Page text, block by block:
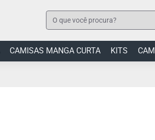
você
procura?
CAMISAS MANGA CURTA KITS